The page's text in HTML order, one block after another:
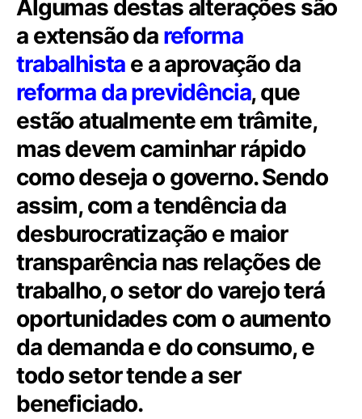
Algumas destas alterações são
a extensão da reforma
trabalhista e a aprovação da
reforma da previdência, que
estão atualmente em trâmite,
mas devem caminhar rápido
como deseja o governo. Sendo
assim, com a tendência da
desburocratização e maior
transparência nas relações de
trabalho, o setor do varejo terá
oportunidades com o aumento
da demanda e do consumo, e
todo setor tende a ser
beneficiado.